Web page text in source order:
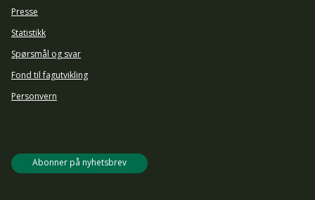
Presse
Statistikk
Spørsmål og svar
Fond til fagutvikling
Personvern
Abonner på nyhetsbrev